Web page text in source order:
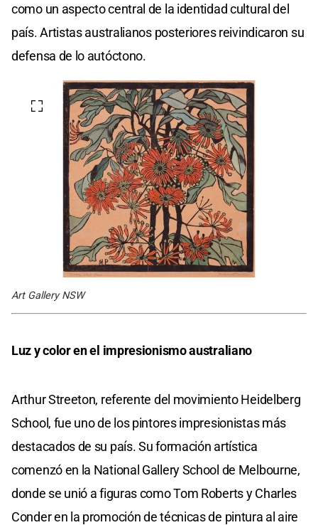
como un aspecto central de la identidad cultural del
país. Artistas australianos posteriores reivindicaron su
defensa de lo autóctono.
Art Gallery NSW
Luz y color en el impresionismo australiano
Arthur Streeton, referente del movimiento Heidelberg
School, fue uno de los pintores impresionistas más
destacados de su país. Su formación artística
comenzó en la National Gallery School de Melbourne,
donde se unió a figuras como Tom Roberts y Charles
Conder en la promoción de técnicas de pintura al aire